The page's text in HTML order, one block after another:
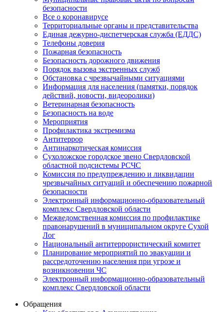
безопасности
Все о коронавирусе
Территориальные органы и представительства
Единая дежурно-диспетчерская служба (ЕДДС)
Телефоны доверия
Пожарная безопасность
Безопасность дорожного движения
Порядок вызова экстренных служб
Обстановка с чрезвычайными ситуациями
Информация для населения (памятки, порядок
действий, новости, видеоролики)
Ветеринарная безопасность
Безопасность на воде
Мероприятия
Профилактика экстремизма
Антитеррор
Антинаркотическая комиссия
Сухоложское городское звено Свердловской
областной подсистемы РСЧС
Комиссия по предупреждению и ликвидации
чрезвычайных ситуаций и обеспечению пожарной
безопасности
Электронный информационно-образовательный
комплекс Cвердловской области
Межведомственная комиссия по профилактике
правонарушений в муниципальном округе Сухой
Лог
Национальный антитеррористический комитет
Планирование мероприятий по эвакуации и
рассредоточению населения при угрозе и
возникновении ЧС
Электронный информационно-образовательный
комплекс Свердловской области
Обращения